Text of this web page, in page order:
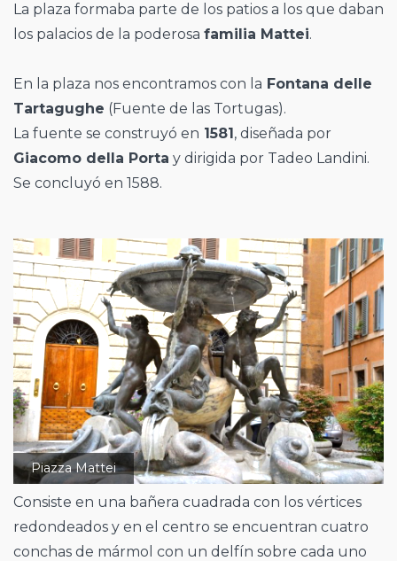
La plaza formaba parte de los patios a los que daban
los palacios de la poderosa familia Mattei.
En la plaza nos encontramos con la Fontana delle
Tartagughe (Fuente de las Tortugas).
La fuente se construyó en 1581, diseñada por
Giacomo della Porta y dirigida por Tadeo Landini.
Se concluyó en 1588.
Piazza Mattei
Consiste en una bañera cuadrada con los vértices
redondeados y en el centro se encuentran cuatro
conchas de mármol con un delfín sobre cada uno